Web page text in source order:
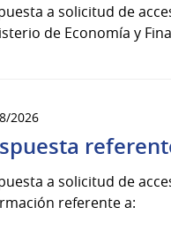
a solicitud de
de Economía y
2026
a solicitud de
referente a: